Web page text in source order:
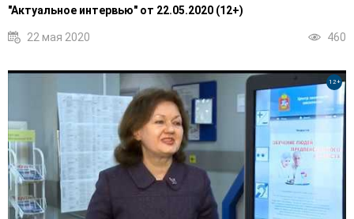
"Актуальное интервью" от 22.05.2020 (12+)
22 мая 2020 460
12+